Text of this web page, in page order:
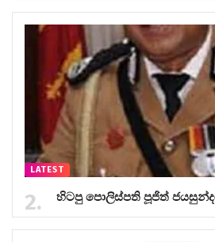
LATEST
හිටපු පොලිස්පති පූජිත්